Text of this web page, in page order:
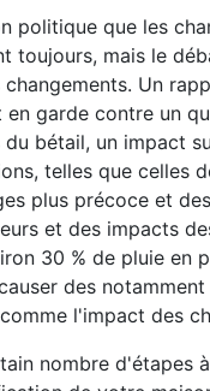
politique que les
toujours, mais le
Un
garde contre un
bétail, un impact
telles que celles
plus précoce et
et des impacts
30 % de pluie
des
l'impact des
nombre